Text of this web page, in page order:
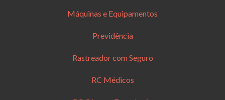
Máquinas e Equipamentos
Previdência
Rastreador com Seguro
RC Médicos